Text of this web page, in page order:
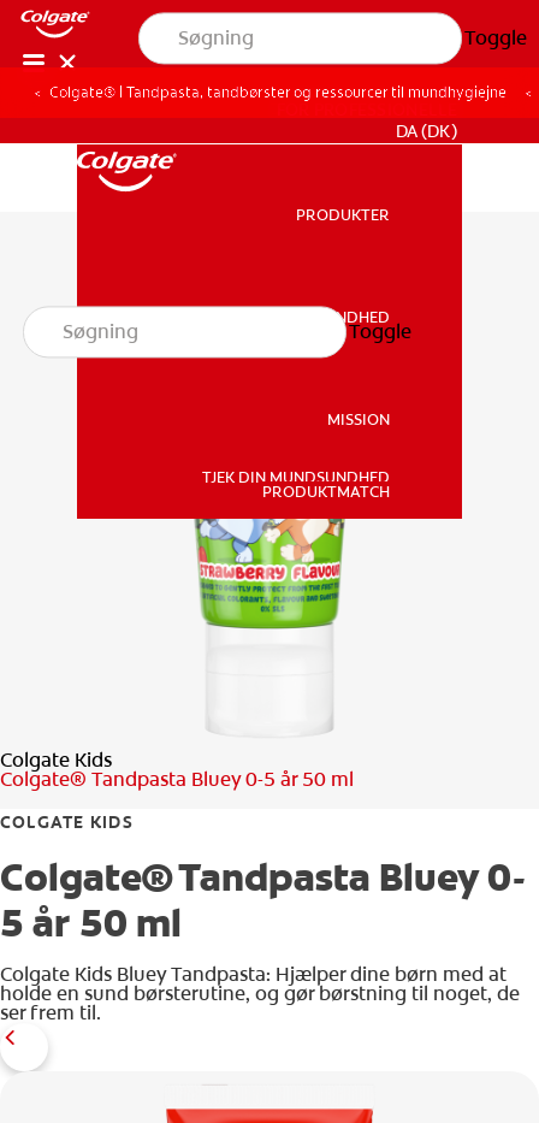
Toggle
MUNDSUNDHED
TJEK DIN MUNDSUNDHED
DA (DK)
PRODUKTER
MUNDSUNDHED
MISSION
TJEK DIN MUNDSUNDHED
PRODUKTMATCH
Toggle
Colgate® | Tandpasta, tandbørster og ressourcer til mundhygiejne
Colgate Kids
Colgate® Tandpasta Bluey 0-5 år 50 ml
COLGATE KIDS
Colgate® Tandpasta Bluey 0-
5 år 50 ml
Colgate Kids Bluey Tandpasta: Hjælper dine børn med at
holde en sund børsterutine, og gør børstning til noget, de
ser frem til.